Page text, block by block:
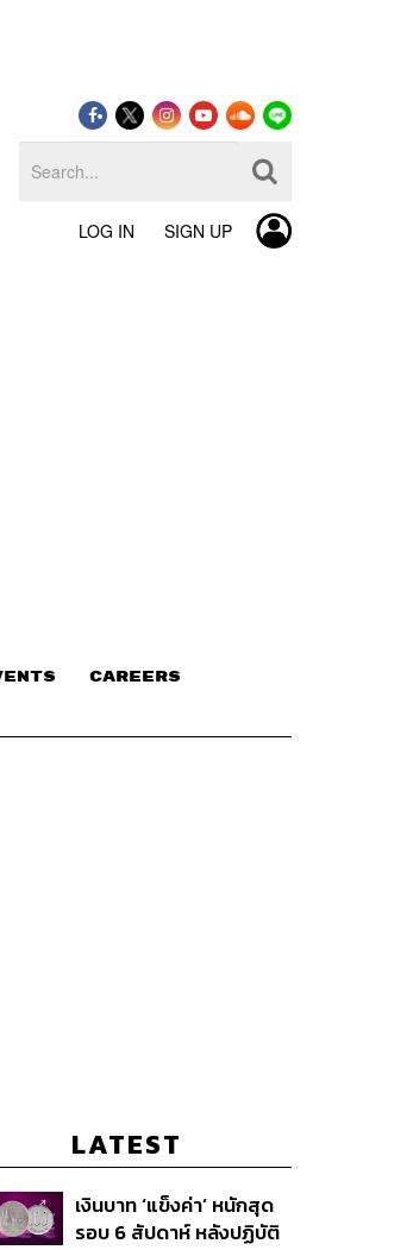
LOG IN SIGN UP
CAREERS
LATEST
เงินบาท ‘แข็งค่า’ หนักสุด
รอบ 6 สัปดาห์ หลังปฏิบัติ